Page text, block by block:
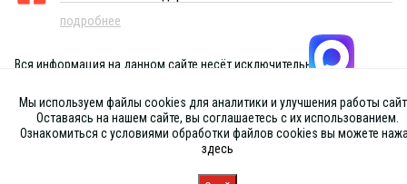
подробнее
Вся информация на данном сайте несёт исключительно
публичной офертой, определяемой положениями Статьи 437 (2) ГК
РФ
Мы используем файлы cookies для аналитики и улучшения работы
Оставаясь на нашем сайте, вы соглашаетесь с их использованием.
Ознакомиться с условиями обработки файлов cookies вы можете
здесь